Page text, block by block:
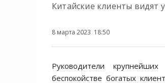
Китайские клиенты видят
8 марта 2023 18:50
Руководители
беспокойстве богатых